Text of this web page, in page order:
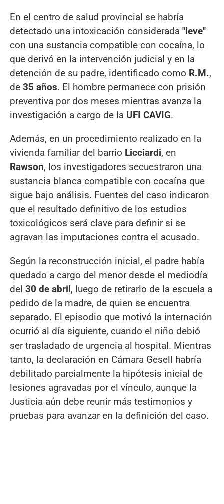
En el centro de salud provincial se habría
detectado una intoxicación considerada "leve"
con una sustancia compatible con cocaína, lo
que derivó en la intervención judicial y en la
detención de su padre, identificado como R.M.,
de 35 años. El hombre permanece con prisión
preventiva por dos meses mientras avanza la
investigación a cargo de la UFI CAVIG.
Además, en un procedimiento realizado en la
vivienda familiar del barrio Licciardi, en
Rawson, los investigadores secuestraron una
sustancia blanca compatible con cocaína que
sigue bajo análisis. Fuentes del caso indicaron
que el resultado definitivo de los estudios
toxicológicos será clave para definir si se
agravan las imputaciones contra el acusado.
Según la reconstrucción inicial, el padre había
quedado a cargo del menor desde el mediodía
del 30 de abril, luego de retirarlo de la escuela a
pedido de la madre, de quien se encuentra
separado. El episodio que motivó la internación
ocurrió al día siguiente, cuando el niño debió
ser trasladado de urgencia al hospital. Mientras
tanto, la declaración en Cámara Gesell habría
debilitado parcialmente la hipótesis inicial de
lesiones agravadas por el vínculo, aunque la
Justicia aún debe reunir más testimonios y
pruebas para avanzar en la definición del caso.